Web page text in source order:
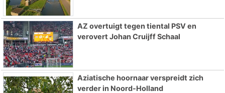
AZ overtuigt tegen tiental PSV en
verovert Johan Cruijff Schaal
Aziatische hoornaar verspreidt zich
verder in Noord-Holland